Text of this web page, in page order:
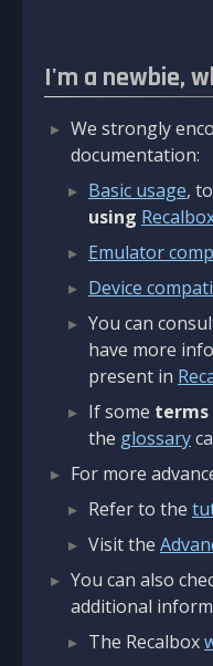
I'm a newbie,
We strongly
documentation:
Basic usage,
using
Emulator
Device
You can
have more
present in
If some terms
the glossary
For more
Refer to the
Visit the
You can also
additional
The Recalbox